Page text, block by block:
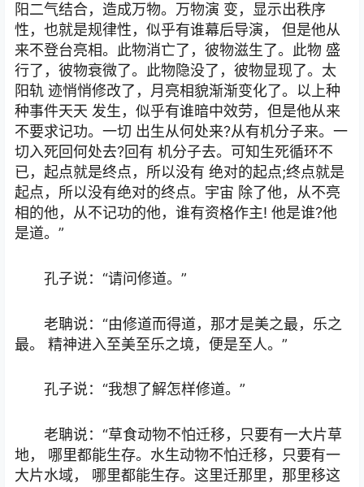
阳二气结合，造成万物。万物演 变，显示出秩序
性，也就是规律性，似乎有谁幕后导演， 但是他从
来不登台亮相。此物消亡了，彼物滋生了。此物 盛
行了，彼物衰微了。此物隐没了，彼物显现了。太
阳轨 迹悄悄修改了，月亮相貌渐渐变化了。以上种
种事件天天 发生，似乎有谁暗中效劳，但是他从来
不要求记功。一切 出生从何处来?从有机分子来。一
切入死回何处去?回有 机分子去。可知生死循环不
已，起点就是终点，所以没有 绝对的起点;终点就是
起点，所以没有绝对的终点。宇宙 除了他，从不亮
相的他，从不记功的他，谁有资格作主! 他是谁?他
是道。”
孔子说：“请问修道。”
老聃说：“由修道而得道，那才是美之最，乐之
最。 精神进入至美至乐之境，便是至人。”
孔子说：“我想了解怎样修道。”
老聃说：“草食动物不怕迁移，只要有一大片草
地， 哪里都能生存。水生动物不怕迁移，只要有一
大片水域， 哪里都能生存。这里迁那里，那里移这